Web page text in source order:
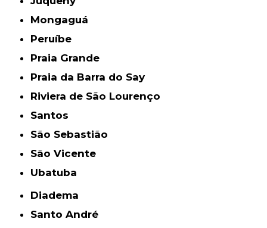
Mongaguá
Peruíbe
Praia Grande
Praia da Barra do Say
Riviera de São Lourenço
Santos
São Sebastião
São Vicente
Ubatuba
Diadema
Santo André